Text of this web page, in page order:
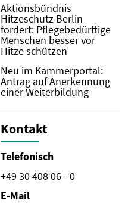
Aktionsbündnis
Hitzeschutz Berlin
fordert: Pflegebedürftige
Menschen besser vor
Hitze schützen
Neu im Kammerportal:
Antrag auf Anerkennung
einer Weiterbildung
Kontakt
Telefonisch
+49 30 408 06 - 0
E-Mail